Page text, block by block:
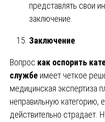
представлять свои
заключение.
Заключение
Вопрос как оспорить
службе имеет четкое
медицинская экспертиза
неправильную категорию,
действительно страдает.